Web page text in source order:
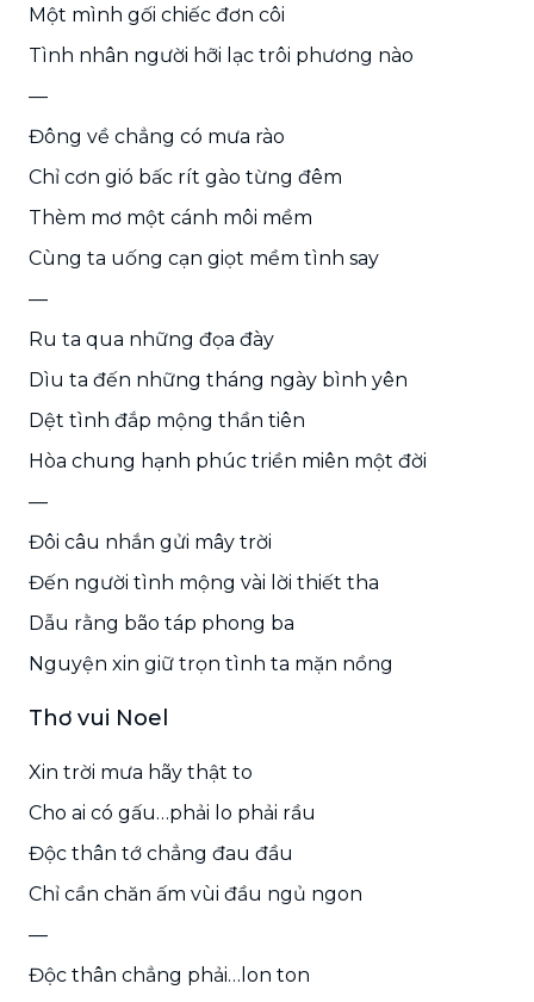
Một mình gối chiếc đơn côi
Tình nhân người hỡi lạc trôi phương nào
—
Đông về chẳng có mưa rào
Chỉ cơn gió bấc rít gào từng đêm
Thèm mơ một cánh môi mềm
Cùng ta uống cạn giọt mềm tình say
—
Ru ta qua những đọa đày
Dìu ta đến những tháng ngày bình yên
Dệt tình đắp mộng thần tiên
Hòa chung hạnh phúc triền miên một đời
—
Đôi câu nhắn gửi mây trời
Đến người tình mộng vài lời thiết tha
Dẫu rằng bão táp phong ba
Nguyện xin giữ trọn tình ta mặn nồng
Thơ vui Noel
Xin trời mưa hãy thật to
Cho ai có gấu…phải lo phải rầu
Độc thân tớ chẳng đau đầu
Chỉ cần chăn ấm vùi đầu ngủ ngon
—
Độc thân chẳng phải…lon ton